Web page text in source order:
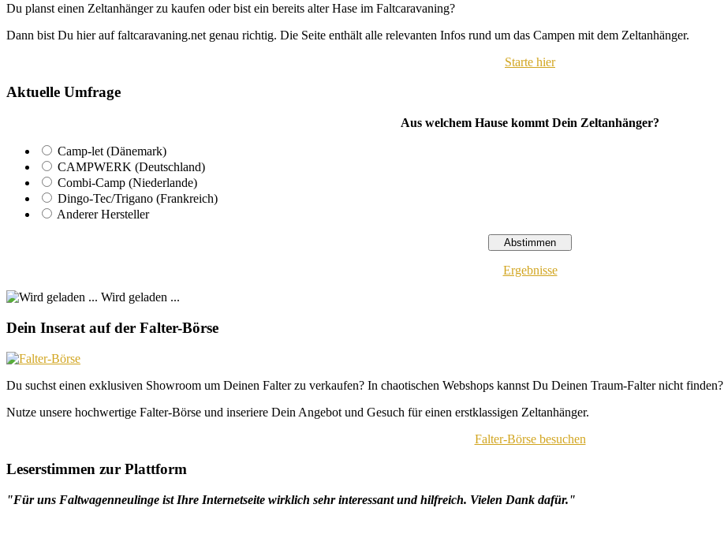
Du planst einen Zeltanhänger zu kaufen oder bist ein bereits alter Hase im Faltcaravaning?
Dann bist Du hier auf faltcaravaning.net genau richtig. Die Seite enthält alle relevanten Infos rund um das Campen mit dem Zeltanhänger.
Starte hier
Aktuelle Umfrage
Aus welchem Hause kommt Dein Zeltanhänger?
Camp-let (Dänemark)
CAMPWERK (Deutschland)
Combi-Camp (Niederlande)
Dingo-Tec/Trigano (Frankreich)
Anderer Hersteller
Ergebnisse
Wird geladen ...
Dein Inserat auf der Falter-Börse
Du suchst einen exklusiven Showroom um Deinen Falter zu verkaufen? In chaotischen Webshops kannst Du Deinen Traum-Falter nicht finden?
Nutze unsere hochwertige Falter-Börse und inseriere Dein Angebot und Gesuch für einen erstklassigen Zeltanhänger.
Falter-Börse besuchen
Leserstimmen zur Plattform
"Für uns Faltwagenneulinge ist Ihre Internetseite wirklich sehr interessant und hilfreich. Vielen Dank dafür."